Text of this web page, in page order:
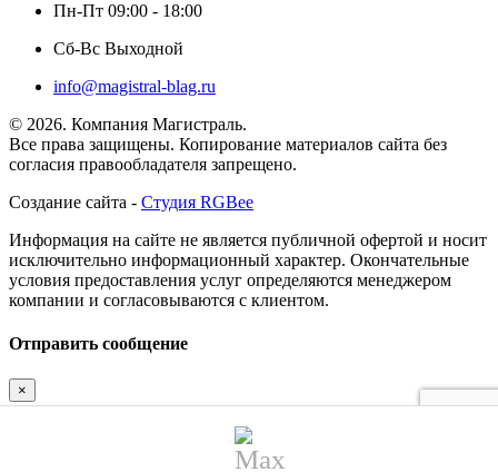
Пн-Пт 09:00 - 18:00
Сб-Вс Выходной
info@magistral-blag.ru
© 2026. Компания Магистраль.
Все права защищены. Копирование материалов сайта без
согласия правообладателя запрещено.
Создание сайта - Студия RGBee
Информация на сайте не является публичной офертой и носит
исключительно информационный характер. Окончательные
условия предоставления услуг определяются менеджером
компании и согласовываются с клиентом.
Отправить сообщение
×
Имя